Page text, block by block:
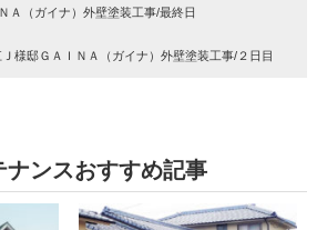
Ａ（ガイナ）外壁塗装工事/最終日
様邸ＧＡＩＮＡ（ガイナ）外壁塗装工事/２日目
ナンスおすすめ記事